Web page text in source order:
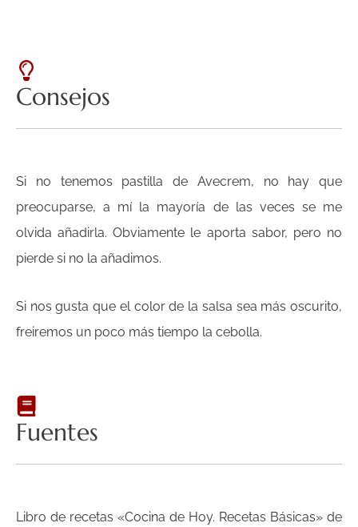
Consejos
Si no tenemos pastilla de Avecrem, no hay que
preocuparse, a mí la mayoría de las veces se me
olvida añadirla. Obviamente le aporta sabor, pero no
pierde si no la añadimos.
Si nos gusta que el color de la salsa sea más oscurito,
freiremos un poco más tiempo la cebolla.
Fuentes
Libro de recetas «Cocina de Hoy. Recetas Básicas» de